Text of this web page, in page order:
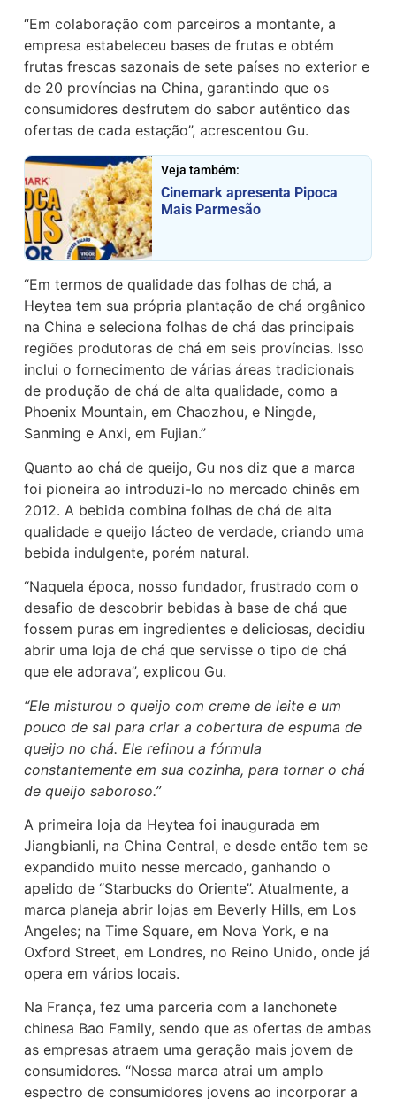
“Em colaboração com parceiros a montante, a
empresa estabeleceu bases de frutas e obtém
frutas frescas sazonais de sete países no exterior e
de 20 províncias na China, garantindo que os
consumidores desfrutem do sabor autêntico das
ofertas de cada estação”, acrescentou Gu.
Veja também:
Cinemark apresenta Pipoca
Mais Parmesão
“Em termos de qualidade das folhas de chá, a
Heytea tem sua própria plantação de chá orgânico
na China e seleciona folhas de chá das principais
regiões produtoras de chá em seis províncias. Isso
inclui o fornecimento de várias áreas tradicionais
de produção de chá de alta qualidade, como a
Phoenix Mountain, em Chaozhou, e Ningde,
Sanming e Anxi, em Fujian.”
Quanto ao chá de queijo, Gu nos diz que a marca
foi pioneira ao introduzi-lo no mercado chinês em
2012. A bebida combina folhas de chá de alta
qualidade e queijo lácteo de verdade, criando uma
bebida indulgente, porém natural.
“Naquela época, nosso fundador, frustrado com o
desafio de descobrir bebidas à base de chá que
fossem puras em ingredientes e deliciosas, decidiu
abrir uma loja de chá que servisse o tipo de chá
que ele adorava”, explicou Gu.
“Ele misturou o queijo com creme de leite e um
pouco de sal para criar a cobertura de espuma de
queijo no chá. Ele refinou a fórmula
constantemente em sua cozinha, para tornar o chá
de queijo saboroso.”
A primeira loja da Heytea foi inaugurada em
Jiangbianli, na China Central, e desde então tem se
expandido muito nesse mercado, ganhando o
apelido de “Starbucks do Oriente”. Atualmente, a
marca planeja abrir lojas em Beverly Hills, em Los
Angeles; na Time Square, em Nova York, e na
Oxford Street, em Londres, no Reino Unido, onde já
opera em vários locais.
Na França, fez uma parceria com a lanchonete
chinesa Bao Family, sendo que as ofertas de ambas
as empresas atraem uma geração mais jovem de
consumidores. “Nossa marca atrai um amplo
espectro de consumidores jovens ao incorporar a